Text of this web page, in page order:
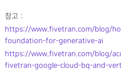
참고 :
https://www.fivetran.com/blog/
foundation-for-generative-ai
https://www.fivetran.com/blog/
fivetran-google-cloud-bq-and-